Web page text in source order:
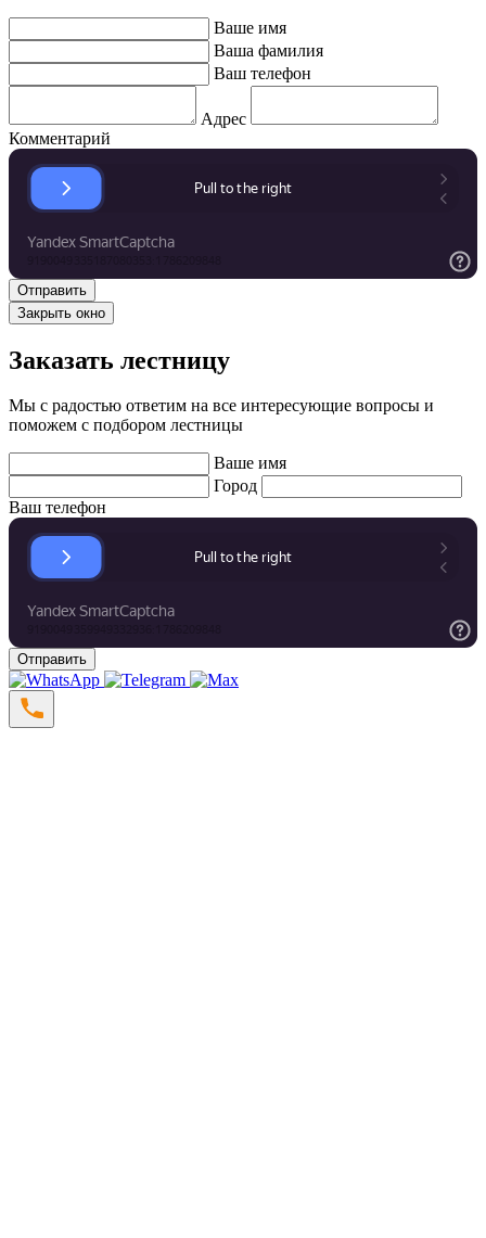
Ваше имя
Ваша фамилия
Ваш телефон
Адрес
Комментарий
Закрыть окно
Заказать лестницу
Мы с радостью ответим на все интересующие вопросы и
поможем с подбором лестницы
Ваше имя
Город
Ваш телефон